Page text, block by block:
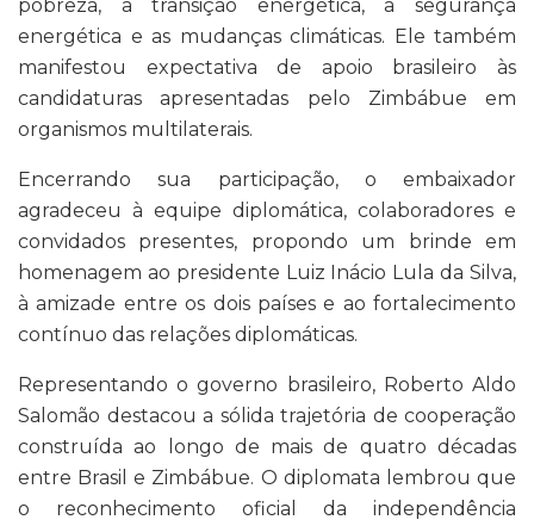
pobreza, a transição energética, a segurança
energética e as mudanças climáticas. Ele também
manifestou expectativa de apoio brasileiro às
candidaturas apresentadas pelo Zimbábue em
organismos multilaterais.
Encerrando sua participação, o embaixador
agradeceu à equipe diplomática, colaboradores e
convidados presentes, propondo um brinde em
homenagem ao presidente Luiz Inácio Lula da Silva,
à amizade entre os dois países e ao fortalecimento
contínuo das relações diplomáticas.
Representando o governo brasileiro, Roberto Aldo
Salomão destacou a sólida trajetória de cooperação
construída ao longo de mais de quatro décadas
entre Brasil e Zimbábue. O diplomata lembrou que
o reconhecimento oficial da independência